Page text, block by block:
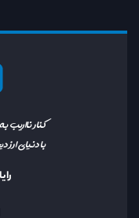
کنار
با دنیای